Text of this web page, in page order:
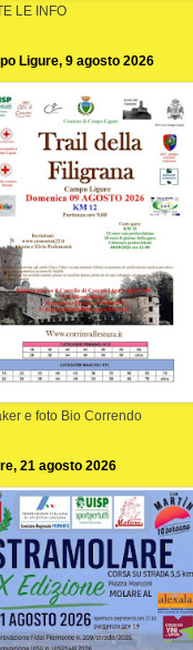
LE INFO
Ligure, 9 agosto 2026
e foto Bio Correndo
21 agosto 2026